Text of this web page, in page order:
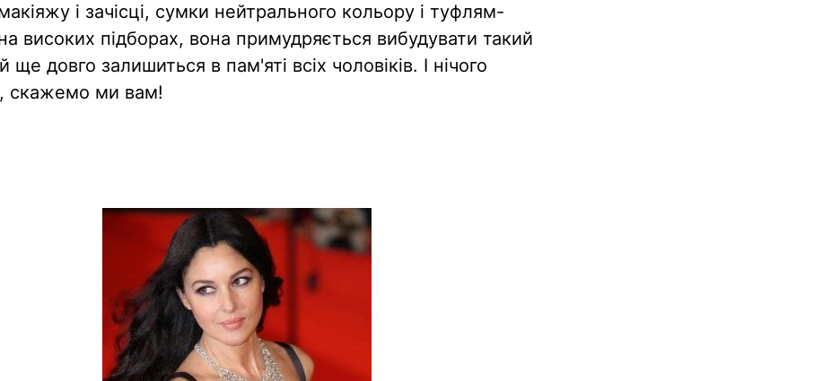
і зачісці, сумки нейтрального кольору і туфлям-
високих підборах, вона примудряється вибудувати такий
ще довго залишиться в пам'яті всіх чоловіків. І нічого
скажемо ми вам!